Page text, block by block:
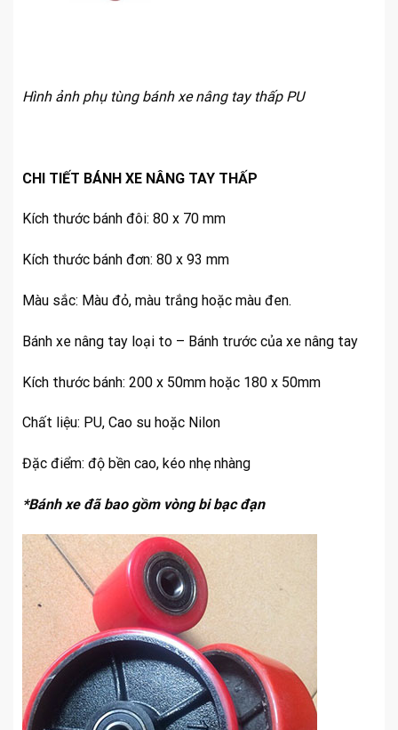
Hình ảnh phụ tùng bánh xe nâng tay thấp PU
CHI TIẾT BÁNH XE NÂNG TAY THẤP
Kích thước bánh đôi: 80 x 70 mm
Kích thước bánh đơn: 80 x 93 mm
Màu sắc: Màu đỏ, màu trắng hoặc màu đen.
Bánh xe nâng tay loại to – Bánh trước của xe nâng tay
Kích thước bánh: 200 x 50mm hoặc 180 x 50mm
Chất liệu: PU, Cao su hoặc Nilon
Đặc điểm: độ bền cao, kéo nhẹ nhàng
*Bánh xe đã bao gồm vòng bi bạc đạn